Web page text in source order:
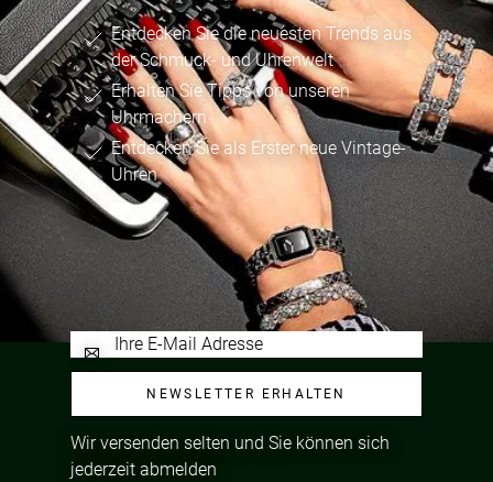
Entdecken Sie die neuesten Trends aus
der Schmuck- und Uhrenwelt
Erhalten Sie Tipps von unseren
Uhrmachern
Entdecken Sie als Erster neue Vintage-
Uhren
NEWSLETTER ERHALTEN
Wir versenden selten und Sie können sich
jederzeit abmelden